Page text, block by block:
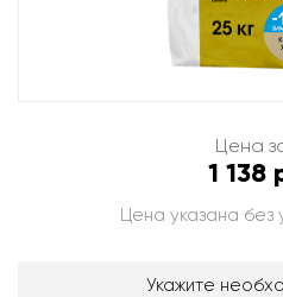
Цена
1 138
Цена указана без
Укажите